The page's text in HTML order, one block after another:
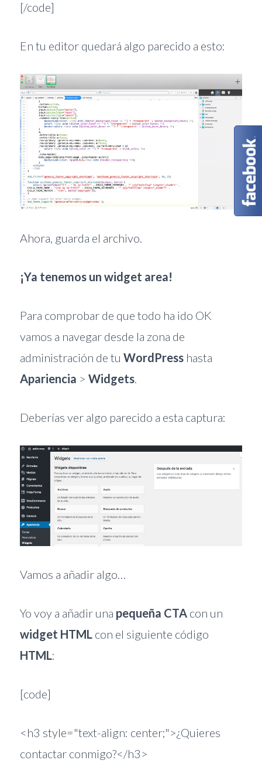
[/code]
En tu editor quedará algo parecido a esto:
Ahora, guarda el archivo.
¡Ya tenemos un widget area!
Para comprobar de que todo ha ido OK
vamos a navegar desde la zona de
administración de tu WordPresshasta
Apariencia > Widgets.
Deberías ver algo parecido a esta captura:
Vamos a añadir algo…
Yo voy a añadir una pequeña CTAcon un
widget HTMLcon el siguiente código
HTML:
[code]
<h3 style="text-align: center;">¿Quieres
contactar conmigo?</h3>